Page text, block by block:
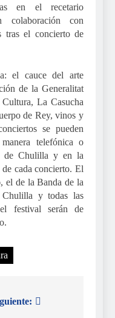
en el recetario
colaboración con
tras el concierto de
el cauce del arte
de la Generalitat
La Casucha
de Rey, vinos y
se pueden
telefónica o
de Chulilla y en la
cada concierto. El
el de la Banda de la
y todas las
festival serán de